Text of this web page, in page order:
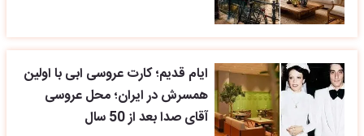
ایام قدیم؛ کارت عروسی ابی با اولین
همسرش در ایران؛ محل عروسی
آقای صدا بعد از 50 سال